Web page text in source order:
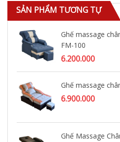
SẢN PHẨM TƯƠNG TỰ
Ghế massage
FM-100
6.200.000
Ghế massage
6.900.000
Ghế Massage